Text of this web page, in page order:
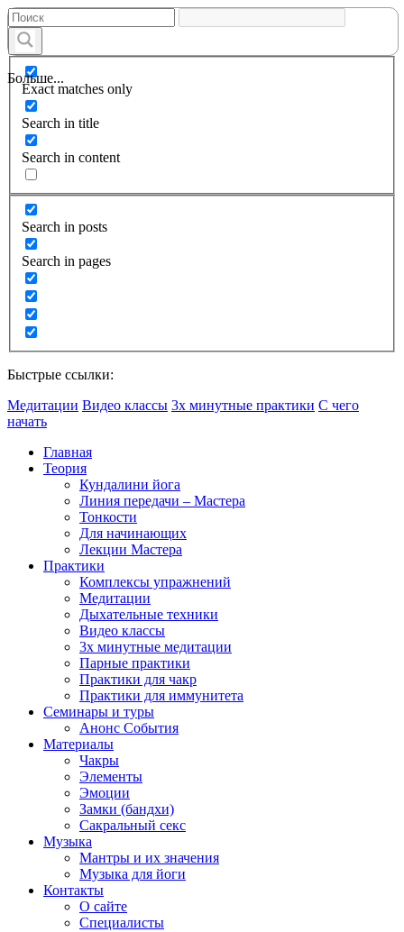
Больше...
Exact matches only
Search in title
Search in content
Search in posts
Search in pages
Быстрые ссылки:
Медитации Видео классы 3х минутные практики С чего
начать
Главная
Теория
Кундалини йога
Линия передачи – Мастера
Тонкости
Для начинающих
Лекции Мастера
Практики
Комплексы упражнений
Медитации
Дыхательные техники
Видео классы
3х минутные медитации
Парные практики
Практики для чакр
Практики для иммунитета
Семинары и туры
Анонс События
Материалы
Чакры
Элементы
Эмоции
Замки (бандхи)
Сакральный секс
Музыка
Мантры и их значения
Музыка для йоги
Контакты
О сайте
Специалисты